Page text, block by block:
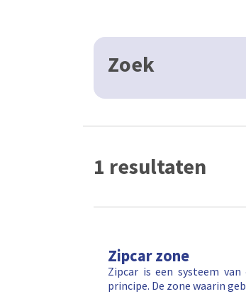
Zoek
1 resultaten
Zipcar zone
Zipcar is een systeem
principe. De zone waarin